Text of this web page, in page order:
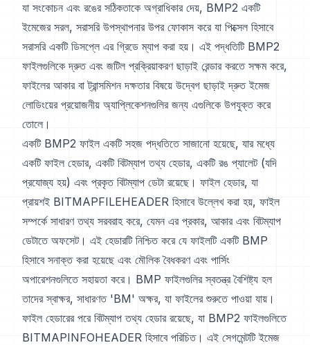
যা সংকোচন এবং রঙের সঠিকতাকে অগ্রাধিকার দেয়, BMP2 একটি
ইমেজের সরল, সরাসরি উপস্থাপনার উপর ফোকাস করে যা পিক্সেল হিসাবে
সরাসরি একটি ডিসপ্লে এর গ্রিডে ম্যাপ করা হয়। এই পদ্ধতিটি BMP2
ফাইলগুলিকে দ্রুত এবং জটিল প্রক্রিয়াকরণ ছাড়াই রেন্ডার করতে সক্ষম করে,
ফাইলের আকার বা ট্রান্সমিশন দক্ষতার বিষয়ে উদ্বেগ ছাড়াই দ্রুত ইমেজ
লোডিংয়ের প্রয়োজনীয় অ্যাপ্লিকেশনগুলির জন্য এগুলিকে উপযুক্ত করে
তোলে।
একটি BMP2 ফাইল একটি সহজ পদ্ধতিতে সাজানো হয়েছে, যার মধ্যে
একটি ফাইল হেডার, একটি বিটম্যাপ তথ্য হেডার, একটি রঙ প্যালেট (যদি
প্রযোজ্য হয়) এবং প্রকৃত বিটম্যাপ ডেটা রয়েছে। ফাইল হেডার, যা
প্রায়শই BITMAPFILEHEADER হিসাবে উল্লেখ করা হয়, ফাইল
সম্পর্কে সাধারণ তথ্য সরবরাহ করে, যেমন এর প্রকার, আকার এবং বিটম্যাপ
ডেটাতে অফসেট। এই হেডারটি নিশ্চিত করে যে ফাইলটি একটি BMP
হিসাবে সনাক্ত করা হয়েছে এবং মৌলিক বৈধকরণ এবং পার্সিং
অপারেশনগুলিতে সহায়তা করে। BMP ফাইলগুলির স্বতন্ত্র বৈশিষ্ট্য হল
তাদের স্বাক্ষর, সাধারণত 'BM' অক্ষর, যা ফাইলের শুরুতে পাওয়া যায়।
ফাইল হেডারের পরে বিটম্যাপ তথ্য হেডার রয়েছে, যা BMP2 ফাইলগুলিতে
BITMAPINFOHEADER হিসাবে পরিচিত। এই সেগমেন্টটি ইমেজ